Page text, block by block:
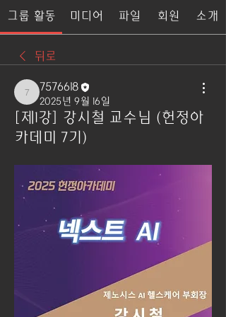
그룹 활동 미디어 파일 회원 소개
뒤로
7576618
7576618
2025년 9월 16일
[제1강] 강시철 교수님 (헌정아
카데미 7기)